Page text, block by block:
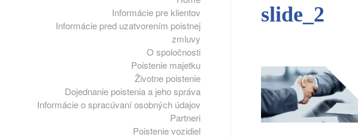
slide_2
Informácie pre klientov
Informácie pred uzatvorením poistnej
zmluvy
O spoločnosti
Poistenie majetku
Životne poistenie
Dojednanie poistenia a jeho správa
Informácie o spracúvaní osobných údajov
Partneri
Poistenie vozidiel